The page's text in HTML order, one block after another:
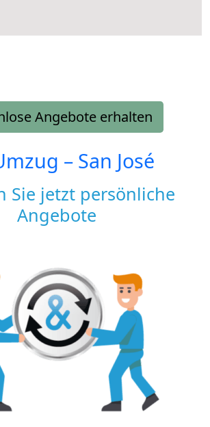
Angebote erhalten
– San José
Sie jetzt persönliche
Angebote